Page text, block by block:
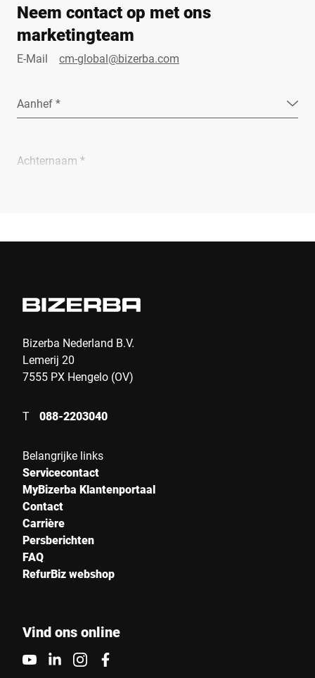
Neem contact op met ons
marketingteam
E-Mail cm-global@bizerba.com
Aanhef *
Achternaam *
Stad *
Land *
Bizerba Nederland B.V.
Lemerij 20
7555 PX Hengelo (OV)
T 088-2203040
Belangrijke links
Servicecontact
MyBizerba Klantenportaal
Contact
Carrière
Persberichten
FAQ
RefurBiz webshop
Vind ons online